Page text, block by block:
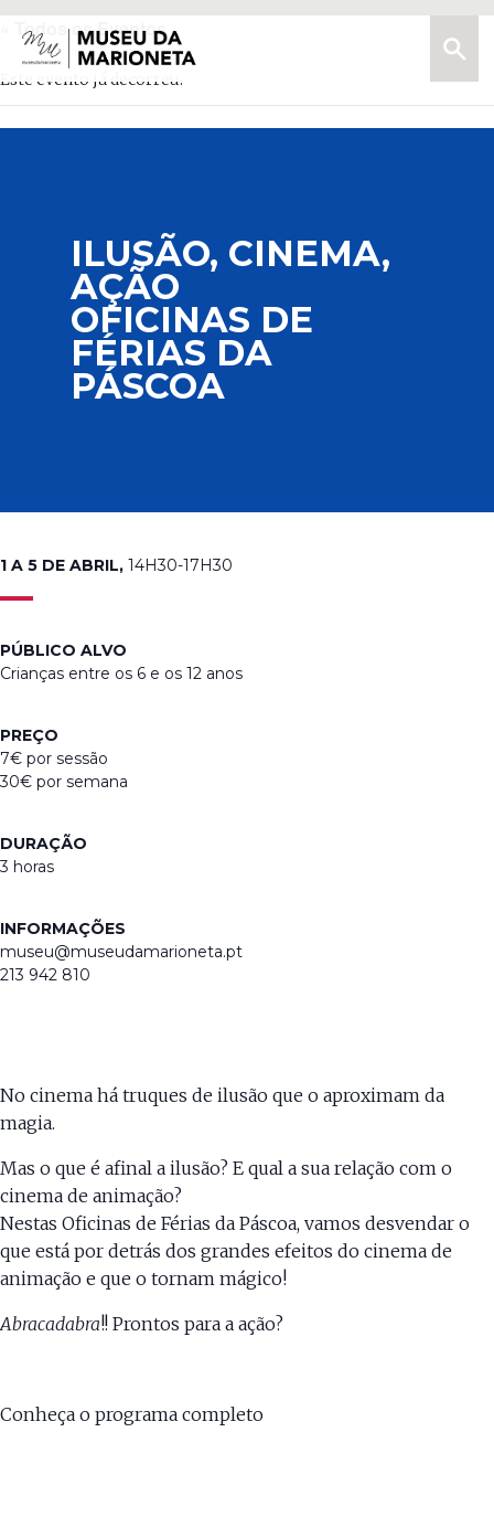
Museu
da
Marioneta
« Todos os Eventos
Este evento já decorreu.
ILUSÃO, CINEMA,
AÇÃO
OFICINAS DE
FÉRIAS DA
PÁSCOA
1 A 5 DE ABRIL, 14H30-17H30
PÚBLICO ALVO
Crianças entre os 6 e os 12 anos
PREÇO
7€ por sessão
30€ por semana
DURAÇÃO
3 horas
INFORMAÇÕES
museu@museudamarioneta.pt
213 942 810
No cinema há truques de ilusão que o aproximam da
magia.
Mas o que é afinal a ilusão? E qual a sua relação com o
cinema de animação?
Nestas Oficinas de Férias da Páscoa, vamos desvendar o
que está por detrás dos grandes efeitos do cinema de
animação e que o tornam mágico!
Abracadabra!! Prontos para a ação?
Conheça o programa completo